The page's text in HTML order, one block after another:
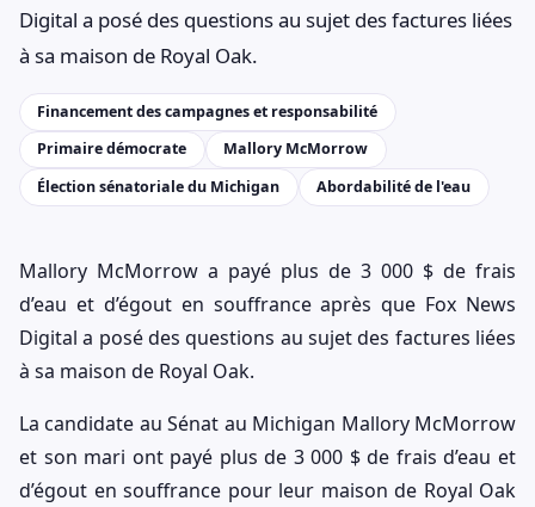
Digital a posé des questions au sujet des factures liées
à sa maison de Royal Oak.
Financement des campagnes et responsabilité
Primaire démocrate
Mallory McMorrow
Élection sénatoriale du Michigan
Abordabilité de l'eau
Mallory McMorrow a payé plus de 3 000 $ de frais
d’eau et d’égout en souffrance après que Fox News
Digital a posé des questions au sujet des factures liées
à sa maison de Royal Oak.
La candidate au Sénat au Michigan Mallory McMorrow
et son mari ont payé plus de 3 000 $ de frais d’eau et
d’égout en souffrance pour leur maison de Royal Oak